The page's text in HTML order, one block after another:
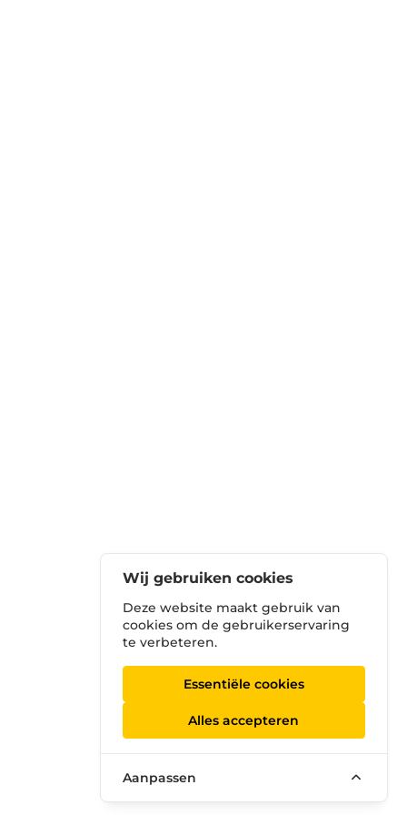
Wij gebruiken cookies
Deze website maakt gebruik van
cookies om de gebruikerservaring
te verbeteren.
Essentiële cookies
Alles accepteren
Aanpassen